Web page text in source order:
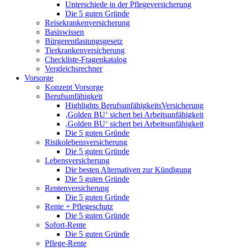
Unterschiede in der Pflegeversicherung
Die 5 guten Gründe
Reisekrankenversicherung
Basiswissen
Bürgerentlastungsgesetz
Tierkrankenversicherung
Checkliste-Fragenkatalog
Vergleichsrechner
Vorsorge
Konzept Vorsorge
Berufsunfähigkeit
Highlights BerufsunfähigkeitsVersicherung
‚Golden BU‘ sichert bei Arbeitsunfähigkeit
‚Golden BU‘ sichert bei Arbeitsunfähigkeit
Die 5 guten Gründe
Risikolebensversicherung
Die 5 guten Gründe
Lebensversicherung
Die besten Alternativen zur Kündigung
Die 5 guten Gründe
Rentenversicherung
Die 5 guten Gründe
Rente + Pflegeschutz
Die 5 guten Gründe
Sofort-Rente
Die 5 guten Gründe
Pflege-Rente